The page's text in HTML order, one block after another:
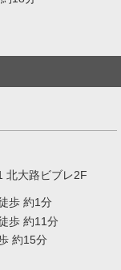
北大路ビブレ2F
歩 約1分
歩 約11分
約15分